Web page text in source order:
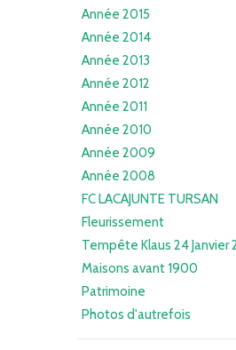
Année 2015
Année 2014
Année 2013
Année 2012
Année 2011
Année 2010
Année 2009
Année 2008
FC LACAJUNTE TURSAN
Fleurissement
Tempête Klaus 24 Janvier
Maisons avant 1900
Patrimoine
Photos d'autrefois